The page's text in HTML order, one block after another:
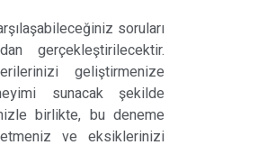
soruları
gerçekleştirilecektir.
geliştirmenize
sunacak şekilde
birlikte, bu deneme
ve eksiklerinizi